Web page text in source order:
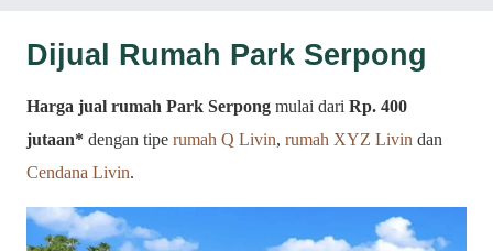
Dijual Rumah Park Serpong
Harga jual rumah Park Serpong mulai dari Rp. 400
jutaan* dengan tipe rumah Q Livin, rumah XYZ Livin dan
Cendana Livin.